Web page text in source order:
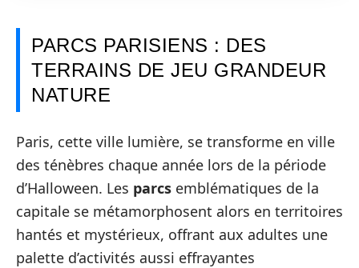
PARCS PARISIENS : DES
TERRAINS DE JEU GRANDEUR
NATURE
Paris, cette ville lumière, se transforme en ville
des ténèbres chaque année lors de la période
d’Halloween. Les parcs emblématiques de la
capitale se métamorphosent alors en territoires
hantés et mystérieux, offrant aux adultes une
palette d’activités aussi effrayantes